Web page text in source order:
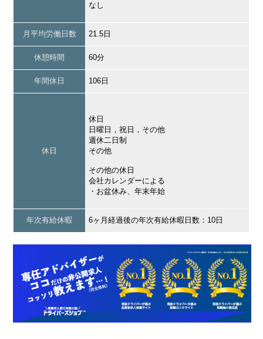
なし
月平均労働日数 21.5日
休憩時間 60分
年間休日 106日
休日
休日
日曜日，祝日，その他
週休二日制
その他
その他の休日
会社カレンダーによる
・お盆休み、年末年始
年次有給休暇 6ヶ月経過後の年次有給休暇日数：10日